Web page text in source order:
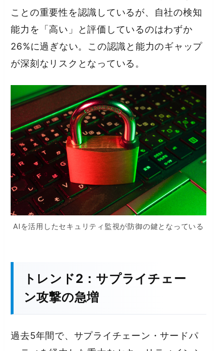
ことの重要性を認識しているが、自社の検知
能力を「高い」と評価しているのはわずか
26%に過ぎない。この認識と能力のギャップ
が深刻なリスクとなっている。
AIを活用したセキュリティ監視が防御の鍵となっている
トレンド2：サプライチェー
ン攻撃の急増
過去5年間で、サプライチェーン・サードパ